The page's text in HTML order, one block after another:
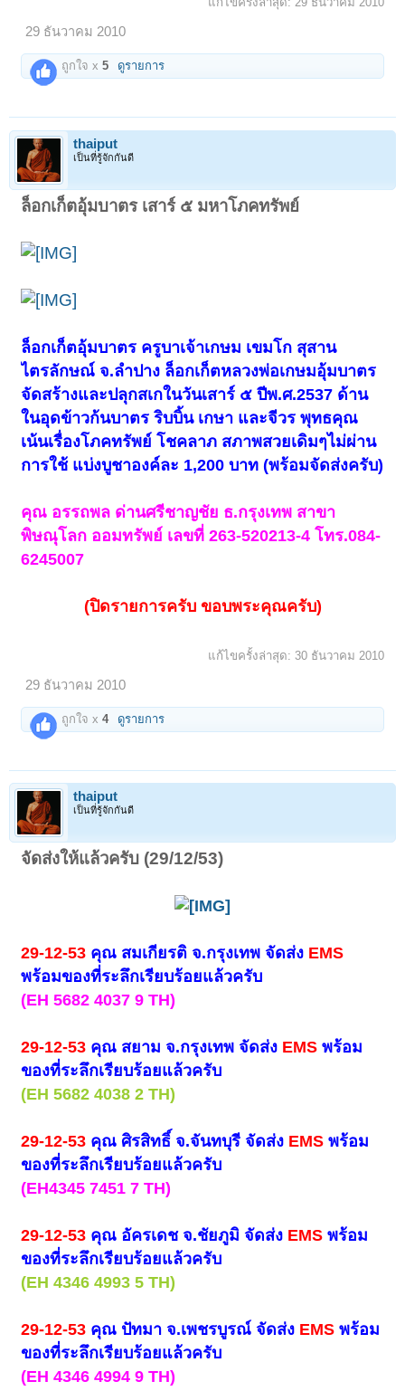
29 ธันวาคม 2010
ถูกใจ x5 ดูรายการ
thaiput
เป็นที่รู้จักกันดี
ล็อกเก็ตอุ้มบาตร เสาร์ ๕ มหาโภคทรัพย์
ล็อกเก็ตอุ้มบาตร ครูบาเจ้าเกษม เขมโก สุสาน
ไตรลักษณ์ จ.ลำปาง ล็อกเก็ตหลวงพ่อเกษมอุ้มบาตร
จัดสร้างและปลุกสเกในวันเสาร์ ๕ ปีพ.ศ.2537 ด้าน
ในอุดข้าวก้นบาตร ริบบิ้น เกษา และจีวร พุทธคุณ
เน้นเรื่องโภคทรัพย์ โชคลาภ สภาพสวยเดิมๆไม่ผ่าน
การใช้ แบ่งบูชาองค์ละ 1,200 บาท (พร้อมจัดส่งครับ)
คุณ อรรถพล ด่านศรีชาญชัย ธ.กรุงเทพ สาขา
พิษณุโลก ออมทรัพย์ เลขที่ 263-520213-4 โทร.084-
6245007
(ปิดรายการครับ ขอบพระคุณครับ)
แก้ไขครั้งล่าสุด: 30 ธันวาคม 2010
29 ธันวาคม 2010
ถูกใจ x4 ดูรายการ
thaiput
เป็นที่รู้จักกันดี
จัดส่งให้แล้วครับ (29/12/53)
29-12-53 คุณ สมเกียรติ จ.กรุงเทพ จัดส่ง EMS
พร้อมของที่ระลึกเรียบร้อยแล้วครับ
(EH 5682 4037 9 TH)
29-12-53 คุณ สยาม จ.กรุงเทพ จัดส่ง EMS พร้อม
ของที่ระลึกเรียบร้อยแล้วครับ
(EH 5682 4038 2 TH)
29-12-53 คุณ ศิรสิทธิ์ จ.จันทบุรี จัดส่ง EMS พร้อม
ของที่ระลึกเรียบร้อยแล้วครับ
(EH4345 7451 7 TH)
29-12-53 คุณ อัครเดช จ.ชัยภูมิ จัดส่ง EMS พร้อม
ของที่ระลึกเรียบร้อยแล้วครับ
(EH 4346 4993 5 TH)
29-12-53 คุณ ปัทมา จ.เพชรบูรณ์ จัดส่ง EMS พร้อม
ของที่ระลึกเรียบร้อยแล้วครับ
(EH 4346 4994 9 TH)
2 3 4 5 6 → 35 ถัดไป >